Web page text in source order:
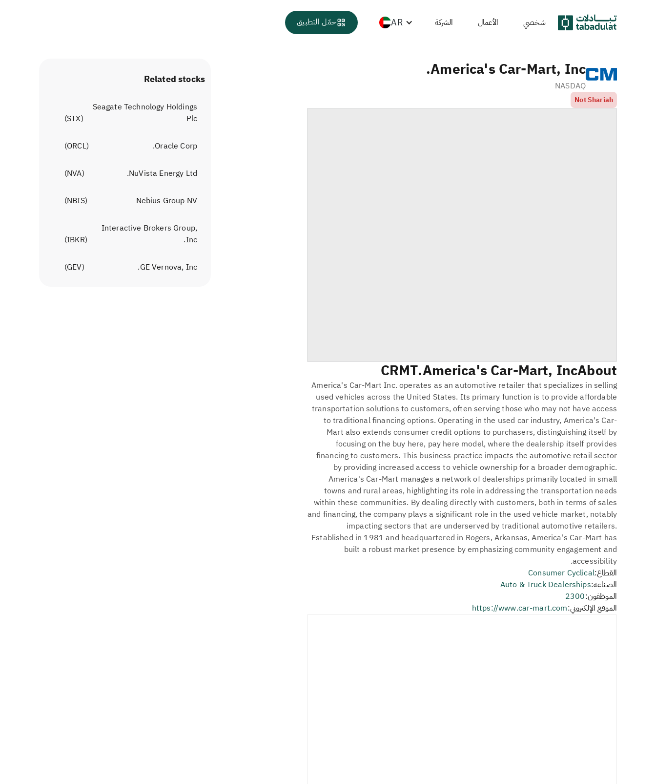
شخصي الأعمال الشركة AR حمّل التطبيق
America's Car-Mart, Inc.
NASDAQ
Not Shariah
About
America's Car-Mart, Inc.
CRMT
America's Car-Mart Inc. operates as an automotive retailer that specializes in selling
used vehicles across the United States. Its primary function is to provide affordable
transportation solutions to customers, often serving those who may not have access
to traditional financing options. Operating in the used car industry, America's Car-
Mart also extends consumer credit options to purchasers, distinguishing itself by
focusing on the buy here, pay here model, where the dealership itself provides
financing to customers. This business practice impacts the automotive retail sector
by providing increased access to vehicle ownership for a broader demographic.
America's Car-Mart manages a network of dealerships primarily located in small
towns and rural areas, highlighting its role in addressing the transportation needs
within these communities. By dealing directly with customers, both in terms of sales
and financing, the company plays a significant role in the used vehicle market, notably
impacting sectors that are underserved by traditional automotive retailers.
Established in 1981 and headquartered in Rogers, Arkansas, America's Car-Mart has
built a robust market presence by emphasizing community engagement and
accessibility.
القطاع:Consumer Cyclical
الصناعة:Auto & Truck Dealerships
الموظفون:2300
الموقع الإلكتروني:https://www.car-mart.com
Related stocks
Seagate Technology Holdings
Plc
(
STX
)
Oracle Corp.
(
ORCL
)
NuVista Energy Ltd.
(
NVA
)
Nebius Group NV
(
NBIS
)
Interactive Brokers Group,
Inc.
(
IBKR
)
GE Vernova, Inc.
(
GEV
)